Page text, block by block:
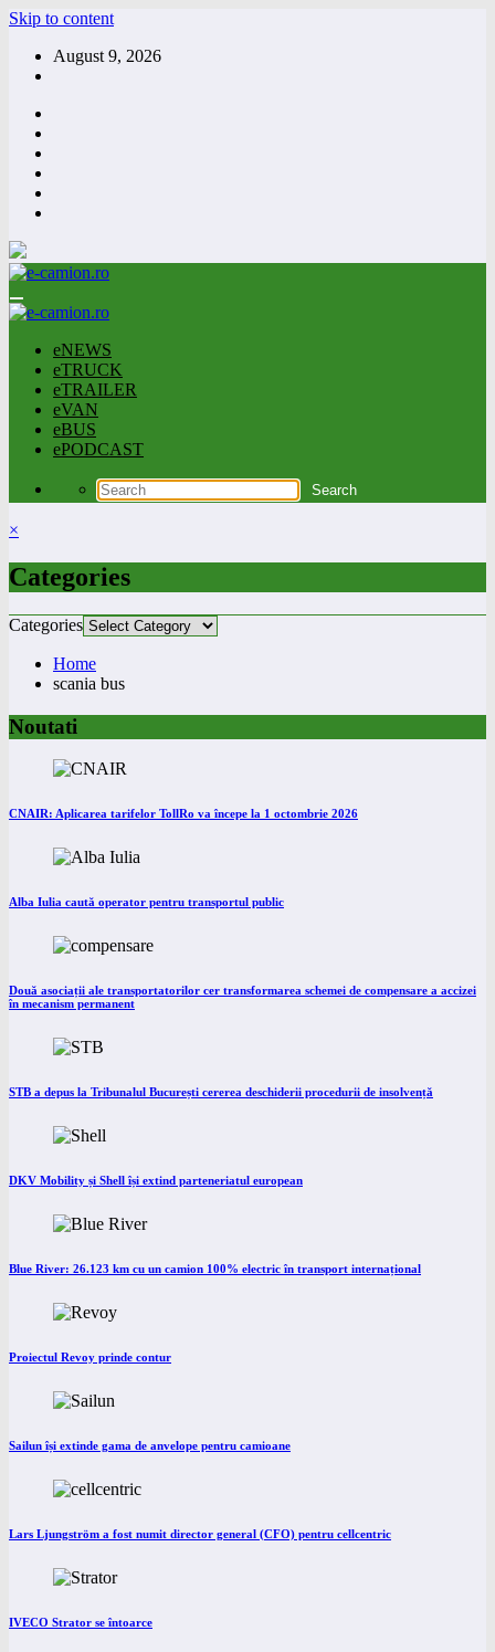
Skip to content
August 9, 2026
eNEWS
eTRUCK
eTRAILER
eVAN
eBUS
ePODCAST
×
Categories
Categories
Home
scania bus
Noutati
CNAIR: Aplicarea tarifelor TollRo va începe la 1 octombrie 2026
Alba Iulia caută operator pentru transportul public
Două asociații ale transportatorilor cer transformarea schemei de compensare a accizei
în mecanism permanent
STB a depus la Tribunalul București cererea deschiderii procedurii de insolvență
DKV Mobility și Shell își extind parteneriatul european
Blue River: 26.123 km cu un camion 100% electric în transport internațional
Proiectul Revoy prinde contur
Sailun își extinde gama de anvelope pentru camioane
Lars Ljungström a fost numit director general (CFO) pentru cellcentric
IVECO Strator se întoarce